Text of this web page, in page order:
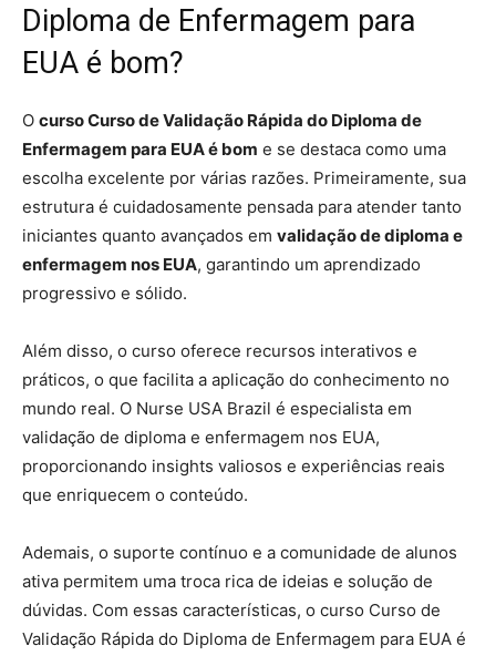
Diploma de Enfermagem para
EUA é bom?
O curso Curso de Validação Rápida do Diploma de
Enfermagem para EUA é bom e se destaca como uma
escolha excelente por várias razões. Primeiramente, sua
estrutura é cuidadosamente pensada para atender tanto
iniciantes quanto avançados em validação de diploma e
enfermagem nos EUA, garantindo um aprendizado
progressivo e sólido.
Além disso, o curso oferece recursos interativos e
práticos, o que facilita a aplicação do conhecimento no
mundo real. O Nurse USA Brazil é especialista em
validação de diploma e enfermagem nos EUA,
proporcionando insights valiosos e experiências reais
que enriquecem o conteúdo.
Ademais, o suporte contínuo e a comunidade de alunos
ativa permitem uma troca rica de ideias e solução de
dúvidas. Com essas características, o curso Curso de
Validação Rápida do Diploma de Enfermagem para EUA é